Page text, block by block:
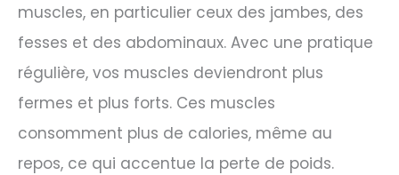
muscles, en particulier ceux des jambes, des
fesses et des abdominaux. Avec une pratique
régulière, vos muscles deviendront plus
fermes et plus forts. Ces muscles
consomment plus de calories, même au
repos, ce qui accentue la perte de poids.